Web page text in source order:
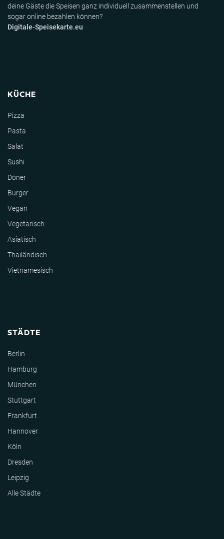
deine Gäste die Speisen ganz individuell zusammenstellen und
sogar online bezahlen können?
Digitale-Speisekarte.eu
KÜCHE
Pizza
Pasta
Salat
Sushi
Döner
Burger
Vegan
Vegetarisch
Asiatisch
Thailändisch
Vietnamesisch
STÄDTE
Berlin
Hamburg
München
Stuttgart
Frankfurt
Hannover
Köln
Dresden
Leipzig
Alle Städte